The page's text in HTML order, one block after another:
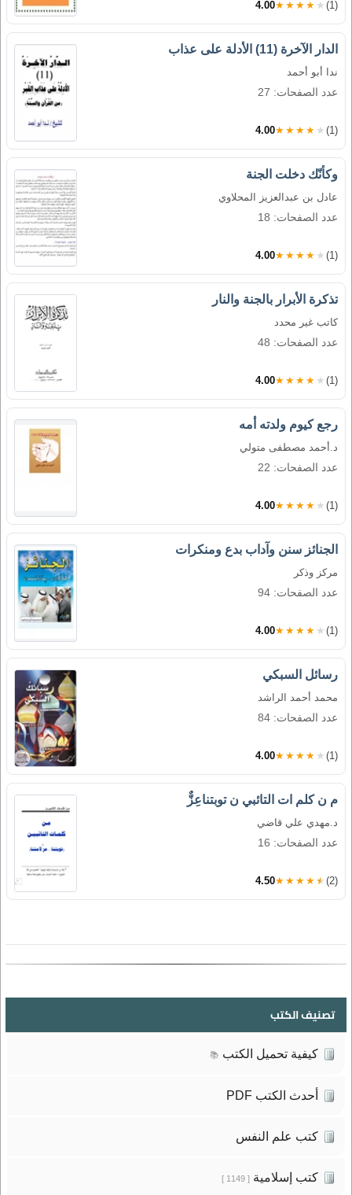
4.00★★★★★ (1)
الدار الآخرة (11) الأدلة على عذاب
ندا أبو أحمد
عدد الصفحات: 27
4.00★★★★★ (1)
وكأنّك دخلت الجنة
عادل بن عبدالعزيز المحلاوي
عدد الصفحات: 18
4.00★★★★★ (1)
تذكرة الأبرار بالجنة والنار
كاتب غير محدد
عدد الصفحات: 48
4.00★★★★★ (1)
رجع كيوم ولدته أمه
د.أحمد مصطفى متولي
عدد الصفحات: 22
4.00★★★★★ (1)
الجنائز سنن وآداب بدع ومنكرات
مركز وذكر
عدد الصفحات: 94
4.00★★★★★ (1)
رسائل السبكي
محمد أحمد الراشد
عدد الصفحات: 84
4.00★★★★★ (1)
م ن كلم ات التائبي ن توبتناعِزٌّ
د.مهدي علي قاضي
عدد الصفحات: 16
4.50★★★★★ (2)
تصنيف الكتب
كيفية تحميل الكتب 📚
أحدث الكتب PDF
كتب علم النفس
كتب إسلامية[ 1149 ]